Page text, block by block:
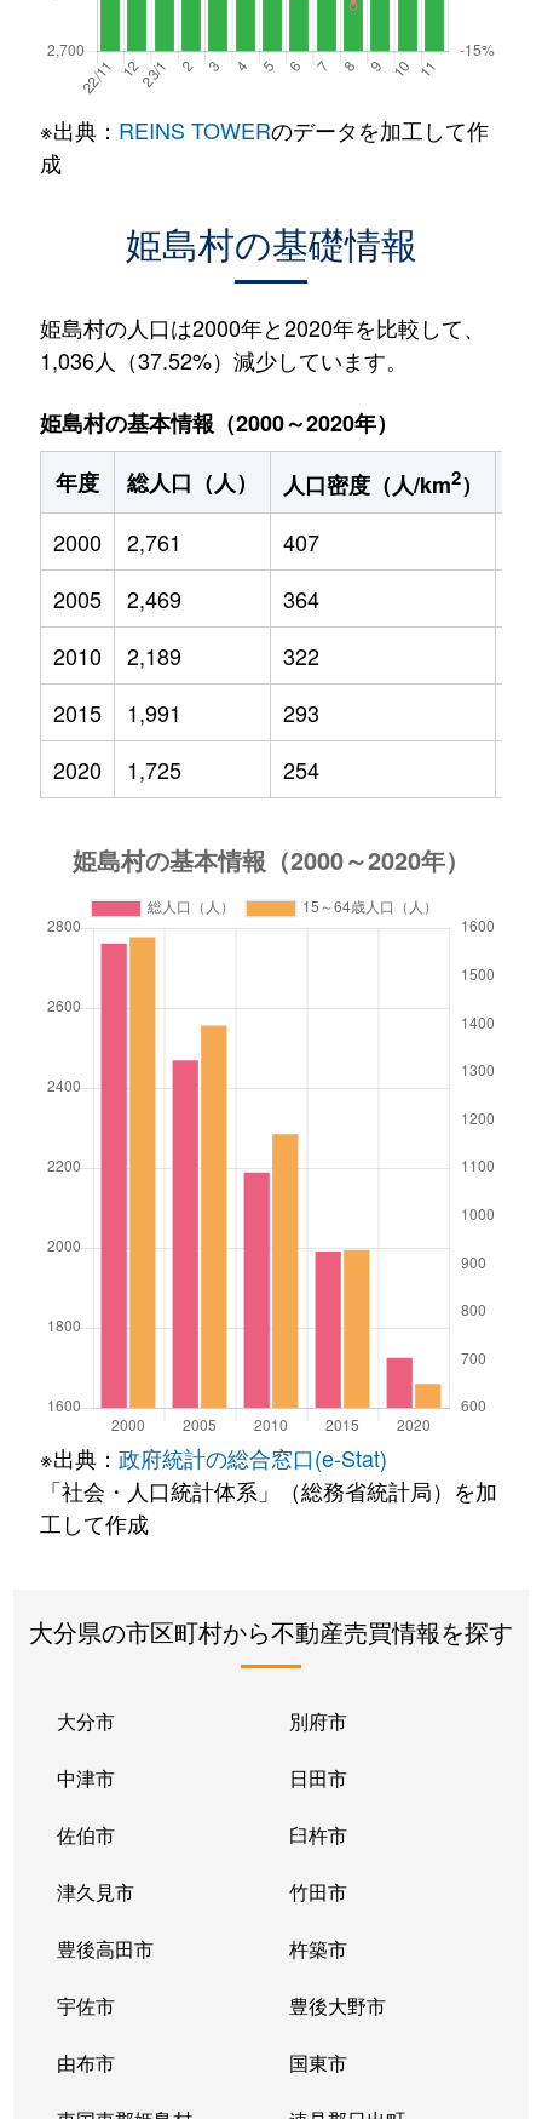
※出典： REINS TOWERのデータを加工して作
成
姫島村の基礎情報
姫島村の人口は2000年と2020年を比較して、
1,036人（37.52%）減少しています。
姫島村の基本情報（2000～2020年）
年度
総人口（人） 人口密度（人/km2）
2000
2,761 407
2005
2,469 364
2010
2,189 322
2015
1,991 293
2020
1,725 254
※出典： 政府統計の総合窓口(e-Stat)
「社会・人口統計体系」（総務省統計局）を加
工して作成
大分県の市区町村から不動産売買情報を探す
大分市 別府市
中津市 日田市
佐伯市 臼杵市
津久見市 竹田市
豊後高田市 杵築市
宇佐市 豊後大野市
由布市 国東市